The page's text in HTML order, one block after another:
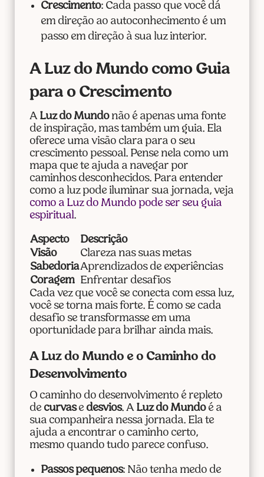
Crescimento: Cada passo que você dá
em direção ao autoconhecimento é um
passo em direção à sua luz interior.
A Luz do Mundo como Guia
para o Crescimento
A Luz do Mundonão é apenas uma fonte
de inspiração, mas também um guia. Ela
oferece uma visão clara para o seu
crescimento pessoal. Pense nela como um
mapa que te ajuda a navegar por
caminhos desconhecidos. Para entender
como a luz pode iluminar sua jornada, veja
como a Luz do Mundo pode ser seu guia
espiritual.
Aspecto
Descrição
Visão
Clareza nas suas metas
SabedoriaAprendizados de experiências
Coragem Enfrentar desafios
Cada vez que você se conecta com essa luz,
você se torna mais forte. É como se cada
desafio se transformasse em uma
oportunidade para brilhar ainda mais.
A Luz do Mundo e o Caminho do
Desenvolvimento
O caminho do desenvolvimento é repleto
de curvase desvios. A Luz do Mundoé a
sua companheira nessa jornada. Ela te
ajuda a encontrar o caminho certo,
mesmo quando tudo parece confuso.
Passos pequenos: Não tenha medo de